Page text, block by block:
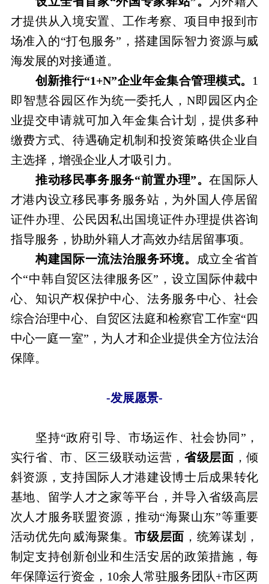
才提供从入境安置、工作考察、项目申报到市
场准入的“打包服务”，搭建国际智力资源与威
海发展的对接通道。
创新推行“1+N”企业年金集合管理模式。 1
即智慧谷园区作为统一委托人，N即园区内企
业提交申请就可加入年金集合计划，提供多种
缴费方式、待遇确定机制和投资策略供企业自
主选择，增强企业人才吸引力。
推动移民事务服务“前置办理”。在国际人
才港内设立移民事务服务站，为外国人停居留
证件办理、公民因私出国境证件办理提供咨询
指导服务，协助外籍人才高效办结居留事项。
构建国际一流法治服务环境。
成立全省首
个“中韩自贸区法律服务区”，设立国际仲裁中
心、知识产权保护中心、法务服务中心、社会
综合治理中心、自贸区法庭和检察官工作室“四
中心一庭一室”，为人才和企业提供全方位法治
保障。
-发展愿景-
坚持“政府引导、市场运作、社会协同”，
实行省、市、区三级联动运营，省级层面 ，倾
斜资源，支持国际人才港建设博士后成果转化
基地、留学人才之家等平台，并导入省级高层
次人才服务联盟资源，推动“海聚山东”等重要
活动优先向威海聚集。市级层面 ，统筹谋划，
制定支持创新创业和生活安居的政策措施，每
年保障运行资金，10余人常驻服务团队+市区两